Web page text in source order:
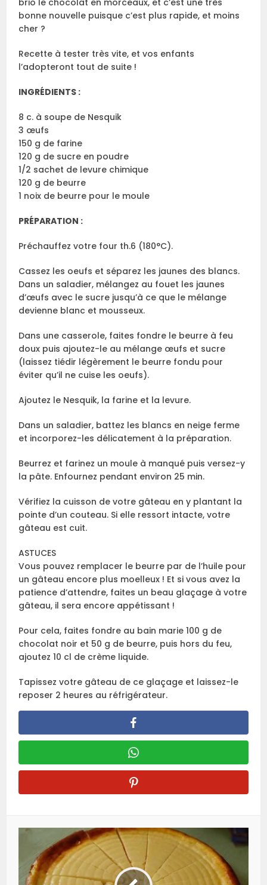
brio le chocolat en morceaux, et c’est une très
bonne nouvelle puisque c’est plus rapide, et moins
cher ?
Recette à tester très vite, et vos enfants
l’adopteront tout de suite !
INGRÉDIENTS :
8 c. à soupe de Nesquik
3 œufs
150 g de farine
120 g de sucre en poudre
1/2 sachet de levure chimique
120 g de beurre
1 noix de beurre pour le moule
PRÉPARATION :
Préchauffez votre four th.6 (180°C).
Cassez les oeufs et séparez les jaunes des blancs.
Dans un saladier, mélangez au fouet les jaunes
d’œufs avec le sucre jusqu’à ce que le mélange
devienne blanc et mousseux.
Dans une casserole, faites fondre le beurre à feu
doux puis ajoutez-le au mélange œufs et sucre
(laissez tiédir légèrement le beurre fondu pour
éviter qu’il ne cuise les oeufs).
Ajoutez le Nesquik, la farine et la levure.
Dans un saladier, battez les blancs en neige ferme
et incorporez-les délicatement à la préparation.
Beurrez et farinez un moule à manqué puis versez-y
la pâte. Enfournez pendant environ 25 min.
Vérifiez la cuisson de votre gâteau en y plantant la
pointe d’un couteau. Si elle ressort intacte, votre
gâteau est cuit.
ASTUCES
Vous pouvez remplacer le beurre par de l’huile pour
un gâteau encore plus moelleux ! Et si vous avez la
patience d’attendre, faites un beau glaçage à votre
gâteau, il sera encore appétissant !
Pour cela, faites fondre au bain marie 100 g de
chocolat noir et 50 g de beurre, puis hors du feu,
ajoutez 10 cl de crème liquide.
Tapissez votre gâteau de ce glaçage et laissez-le
reposer 2 heures au réfrigérateur.